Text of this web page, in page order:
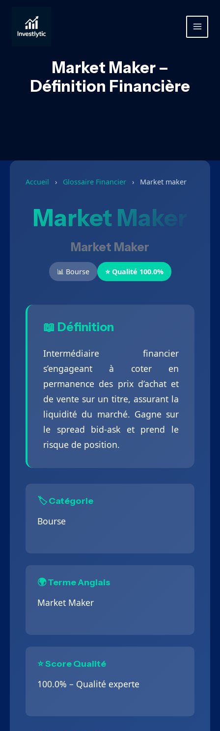
contenu
MAIN
Market Maker –
Définition Financière
Accueil › Glossaire Financier › Market maker
Market Maker
Market Maker
📊 Bourse ⭐ Qualité 100.0%
📖 Définition
Intermédiaire financier
s’engageant à coter en
permanence des prix d’achat et
de vente sur un titre, assurant la
liquidité du marché. Gagne sur
le spread bid-ask et prend le
risque de position.
🏷️ Catégorie
Bourse
🌍 Terme Anglais
Market Maker
⭐ Score Qualité
100.0% – Qualité experte